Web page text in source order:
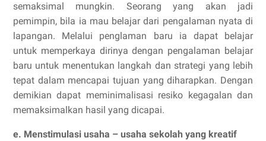
semaksimal mungkin. Seorang yang akan jadi
pemimpin, bila ia mau belajar dari pengalaman nyata di
lapangan. Melalui penglaman baru ia dapat belajar
untuk memperkaya dirinya dengan pengalaman belajar
baru untuk menentukan langkah dan strategi yang lebih
tepat dalam mencapai tujuan yang diharapkan. Dengan
demikian dapat meminimalisasi resiko kegagalan dan
memaksimalkan hasil yang dicapai.
e. Menstimulasi usaha – usaha sekolah yang kreatif